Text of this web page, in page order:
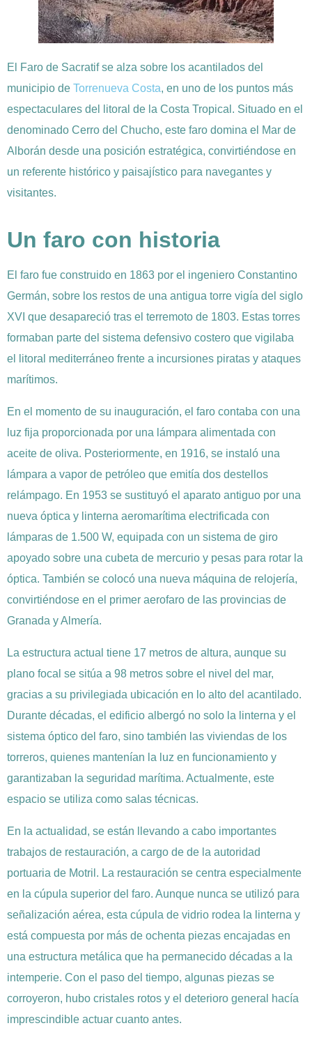
El Faro de Sacratif se alza sobre los acantilados del
municipio de Torrenueva Costa, en uno de los puntos más
espectaculares del litoral de la Costa Tropical. Situado en el
denominado Cerro del Chucho, este faro domina el Mar de
Alborán desde una posición estratégica, convirtiéndose en
un referente histórico y paisajístico para navegantes y
visitantes.
Un faro con historia
El faro fue construido en 1863 por el ingeniero Constantino
Germán, sobre los restos de una antigua torre vigía del siglo
XVI que desapareció tras el terremoto de 1803. Estas torres
formaban parte del sistema defensivo costero que vigilaba
el litoral mediterráneo frente a incursiones piratas y ataques
marítimos.
En el momento de su inauguración, el faro contaba con una
luz fija proporcionada por una lámpara alimentada con
aceite de oliva. Posteriormente, en 1916, se instaló una
lámpara a vapor de petróleo que emitía dos destellos
relámpago. En 1953 se sustituyó el aparato antiguo por una
nueva óptica y linterna aeromarítima electrificada con
lámparas de 1.500 W, equipada con un sistema de giro
apoyado sobre una cubeta de mercurio y pesas para rotar la
óptica. También se colocó una nueva máquina de relojería,
convirtiéndose en el primer aerofaro de las provincias de
Granada y Almería.
La estructura actual tiene 17 metros de altura, aunque su
plano focal se sitúa a 98 metros sobre el nivel del mar,
gracias a su privilegiada ubicación en lo alto del acantilado.
Durante décadas, el edificio albergó no solo la linterna y el
sistema óptico del faro, sino también las viviendas de los
torreros, quienes mantenían la luz en funcionamiento y
garantizaban la seguridad marítima. Actualmente, este
espacio se utiliza como salas técnicas.
En la actualidad, se están llevando a cabo importantes
trabajos de restauración, a cargo de de la autoridad
portuaria de Motril. La restauración se centra especialmente
en la cúpula superior del faro. Aunque nunca se utilizó para
señalización aérea, esta cúpula de vidrio rodea la linterna y
está compuesta por más de ochenta piezas encajadas en
una estructura metálica que ha permanecido décadas a la
intemperie. Con el paso del tiempo, algunas piezas se
corroyeron, hubo cristales rotos y el deterioro general hacía
imprescindible actuar cuanto antes.